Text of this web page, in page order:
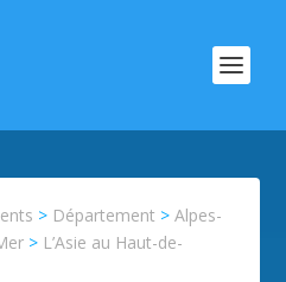
> Département >Alpes-
> L’Asie au Haut-de-